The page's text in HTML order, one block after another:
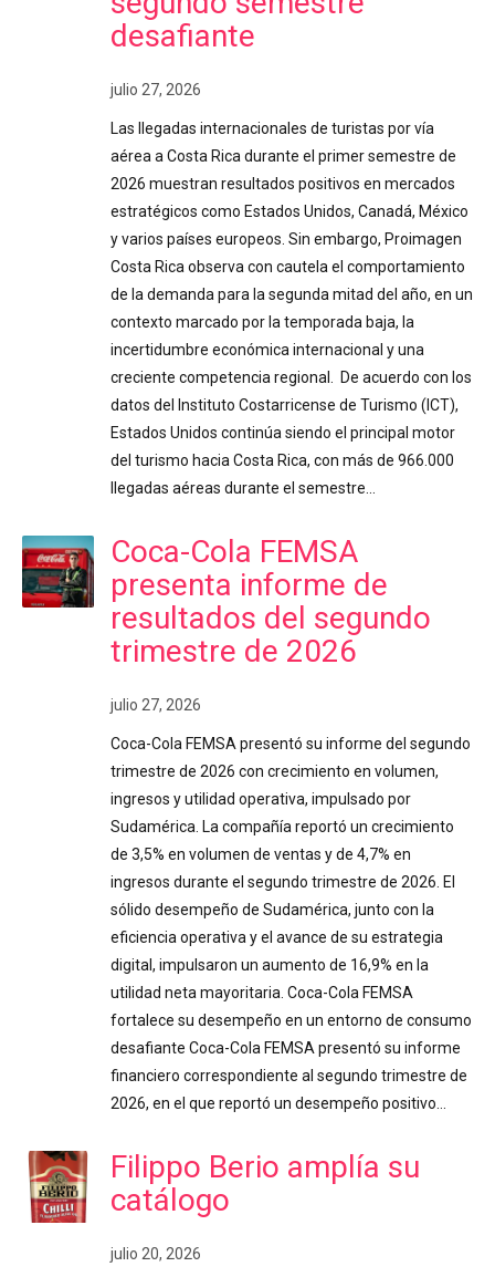
desafiante
julio 27, 2026
Las llegadas internacionales de turistas por vía
aérea a Costa Rica durante el primer semestre de
2026 muestran resultados positivos en mercados
estratégicos como Estados Unidos, Canadá, México
y varios países europeos. Sin embargo, Proimagen
Costa Rica observa con cautela el comportamiento
de la demanda para la segunda mitad del año, en un
contexto marcado por la temporada baja, la
incertidumbre económica internacional y una
creciente competencia regional. De acuerdo con los
datos del Instituto Costarricense de Turismo (ICT),
Estados Unidos continúa siendo el principal motor
del turismo hacia Costa Rica, con más de 966.000
llegadas aéreas durante el semestre…
Coca-Cola FEMSA
presenta informe de
resultados del segundo
trimestre de 2026
julio 27, 2026
Coca-Cola FEMSA presentó su informe del segundo
trimestre de 2026 con crecimiento en volumen,
ingresos y utilidad operativa, impulsado por
Sudamérica. La compañía reportó un crecimiento
de 3,5% en volumen de ventas y de 4,7% en
ingresos durante el segundo trimestre de 2026. El
sólido desempeño de Sudamérica, junto con la
eficiencia operativa y el avance de su estrategia
digital, impulsaron un aumento de 16,9% en la
utilidad neta mayoritaria. Coca-Cola FEMSA
fortalece su desempeño en un entorno de consumo
desafiante Coca-Cola FEMSA presentó su informe
financiero correspondiente al segundo trimestre de
2026, en el que reportó un desempeño positivo…
Filippo Berio amplía su
catálogo
julio 20, 2026